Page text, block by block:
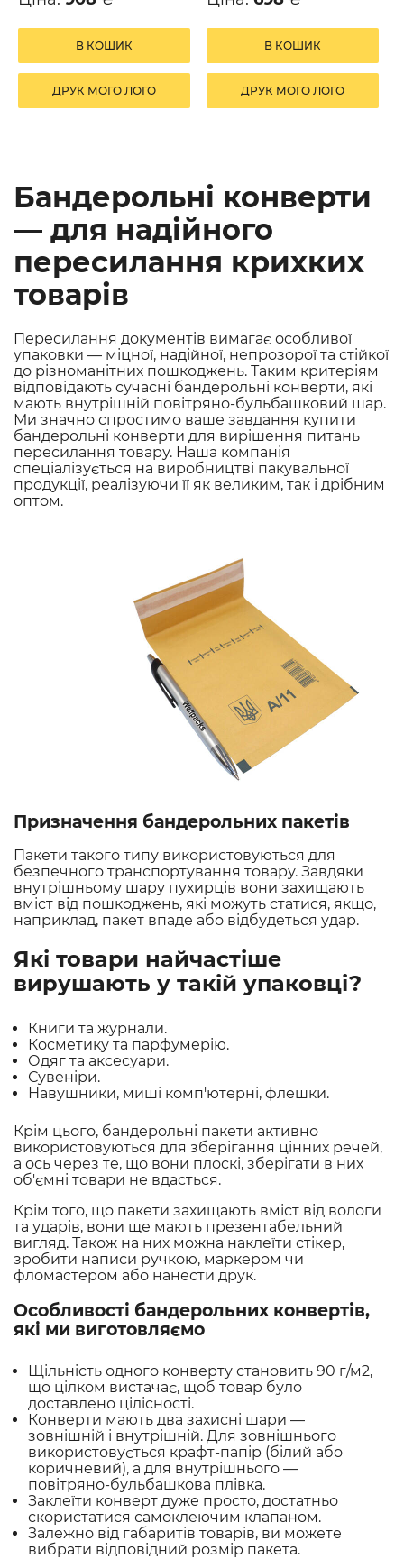
В КОШИК
ДРУК МОГО ЛОГО
В КОШИК
ДРУК МОГО ЛОГО
Бандерольні конверти
— для надійного
пересилання крихких
товарів
Пересилання документів вимагає особливої ​​
упаковки — міцної, надійної, непрозорої та стійкої
до різноманітних пошкоджень. Таким критеріям
відповідають сучасні бандерольні конверти, які
мають внутрішній повітряно-бульбашковий шар.
Ми значно спростимо ваше завдання купити
бандерольні конверти для вирішення питань
пересилання товару. Наша компанія
спеціалізується на виробництві пакувальної
продукції, реалізуючи її як великим, так і дрібним
оптом.
Призначення бандерольних пакетів
Пакети такого типу використовуються для
безпечного транспортування товару. Завдяки
внутрішньому шару пухирців вони захищають
вміст від пошкоджень, які можуть статися, якщо,
наприклад, пакет впаде або відбудеться удар.
Які товари найчастіше
вирушають у такій упаковці?
Книги та журнали.
Косметику та парфумерію.
Одяг та аксесуари.
Сувеніри.
Навушники, миші комп'ютерні, флешки.
Крім цього, бандерольні пакети активно
використовуються для зберігання цінних речей,
а ось через те, що вони плоскі, зберігати в них
об'ємні товари не вдасться.
Крім того, що пакети захищають вміст від вологи
та ударів, вони ще мають презентабельний
вигляд. Також на них можна наклеїти стікер,
зробити написи ручкою, маркером чи
фломастером або нанести друк.
Особливості бандерольних конвертів,
які ми виготовляємо
Щільність одного конверту становить 90 г/м2,
що цілком вистачає, щоб товар було
доставлено цілісності.
Конверти мають два захисні шари —
зовнішній і внутрішній. Для зовнішнього
використовується крафт-папір (білий або
коричневий), а для внутрішнього —
повітряно-бульбашкова плівка.
Заклеїти конверт дуже просто, достатньо
скористатися самоклеючим клапаном.
Залежно від габаритів товарів, ви можете
вибрати відповідний розмір пакета.